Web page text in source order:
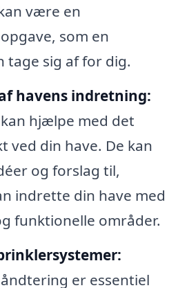
være en
som en
tage sig af for dig.
havens indretning:
hjælpe med det
ved din have. De kan
og forslag til,
indrette din have med
funktionelle områder.
er essentiel